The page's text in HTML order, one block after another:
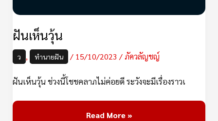
ฝันเห็นวุ้น
ว , ทำนายฝัน / 15/10/2023/ภัควลัญชญ์
ฝันเห็นวุ้น ช่วงนี้โชชคลาภไม่ค่อยดี ระวังจะมีเรื่องราวเ
Read More »